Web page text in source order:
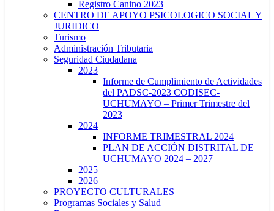
Registro Canino 2023
CENTRO DE APOYO PSICOLOGICO SOCIAL Y
JURIDICO
Turismo
Administración Tributaria
Seguridad Ciudadana
2023
Informe de Cumplimiento de Actividades
del PADSC-2023 CODISEC-
UCHUMAYO – Primer Trimestre del
2023
2024
INFORME TRIMESTRAL 2024
PLAN DE ACCIÓN DISTRITAL DE
UCHUMAYO 2024 – 2027
2025
2026
PROYECTO CULTURALES
Programas Sociales y Salud